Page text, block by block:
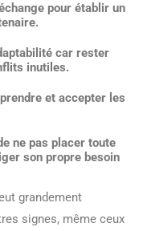
pour établir un
car rester
inutiles.
et accepter les
ne pas placer toute
son propre besoin
grandement
signes, même ceux